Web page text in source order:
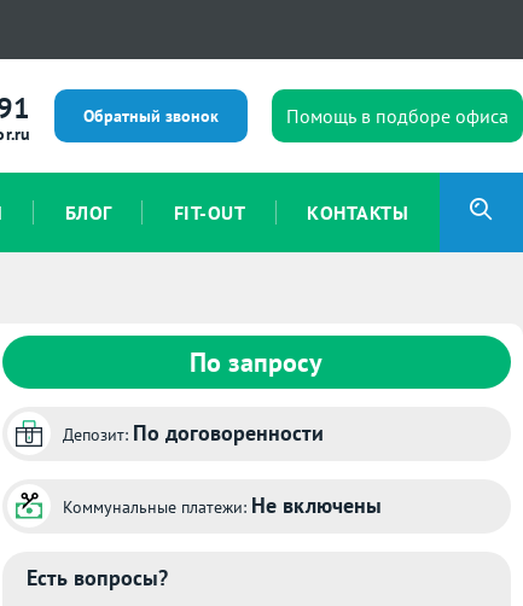
Обратный звонок Помощь в подборе офиса
БЛОГ FIT-OUT КОНТАКТЫ
По запросу
Депозит: По договоренности
Коммунальные платежи: Не включены
Есть вопросы?